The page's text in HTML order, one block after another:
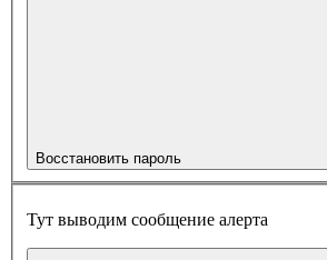
Восстановить пароль
Тут выводим сообщение алерта